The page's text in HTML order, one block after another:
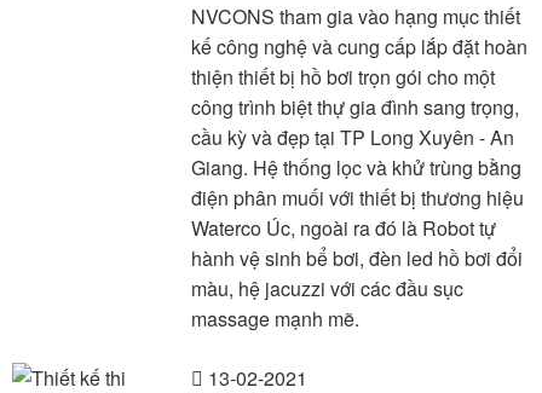
NVCONS tham gia vào hạng mục thiết
kế công nghệ và cung cấp lắp đặt hoàn
thiện thiết bị hồ bơi trọn gói cho một
công trình biệt thự gia đình sang trọng,
cầu kỳ và đẹp tại TP Long Xuyên - An
Giang. Hệ thống lọc và khử trùng bằng
điện phân muối với thiết bị thương hiệu
Waterco Úc, ngoài ra đó là Robot tự
hành vệ sinh bể bơi, đèn led hồ bơi đổi
màu, hệ jacuzzi với các đầu sục
massage mạnh mẽ.
13-02-2021